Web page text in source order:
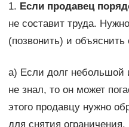
1. Если продавец
не составит труда.
(позвонить) и
а) Если долг небольшой
не знал, то он может
этого продавцу нужно
для снятия ограничения.